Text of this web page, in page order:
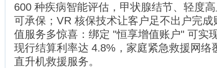
600 种疾病智能评估，甲状腺结节、轻度
可承保；VR 核保技术让客户足不出户完成
值服务多惊喜：绑定 "恒享增值账户" 可实
现行结算利率达 4.8%，家庭紧急救援网络
直升机救援服务。